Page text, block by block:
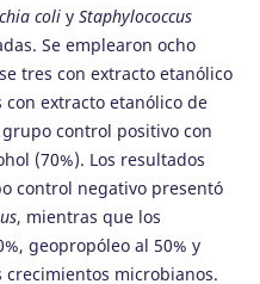
coliy Staphylococcus
Se emplearon ocho
tres con extracto etanólico
con extracto etanólico de
control positivo con
(70%). Los resultados
control negativo presentó
, mientras que los
geopropóleo al 50% y
microbianos.